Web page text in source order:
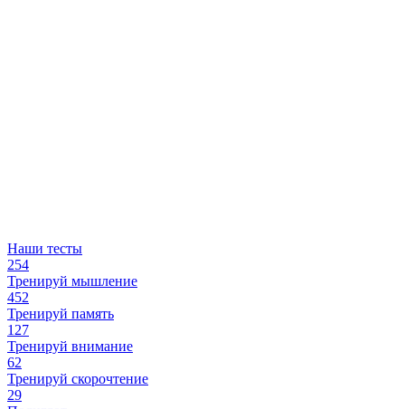
Наши тесты
254
Тренируй мышление
452
Тренируй память
127
Тренируй внимание
62
Тренируй скорочтение
29